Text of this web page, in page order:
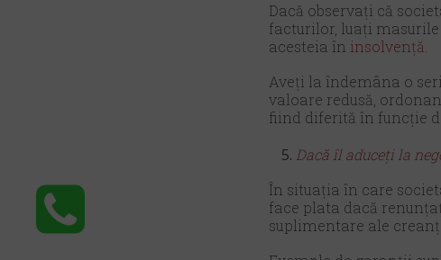
Dacă observați că
facturilor, luați
acesteia în insolvență
Aveți la îndemâna o
valoare redusă,
fiind diferită în funcție
Dacă îl aduceți la
În situația în care
face plata dacă
suplimentare ale